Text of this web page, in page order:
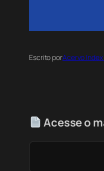
Escrito porAcervo
Acesse o